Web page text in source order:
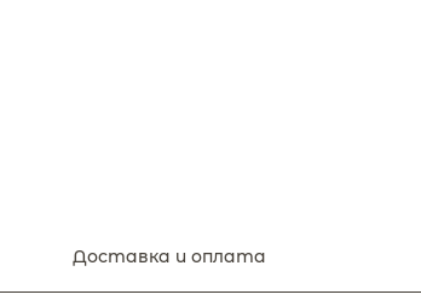
Доставка и оплата